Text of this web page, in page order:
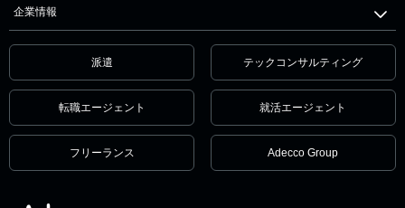
企業情報
派遣 テックコンサルティング
転職エージェント 就活エージェント
フリーランス Adecco Group